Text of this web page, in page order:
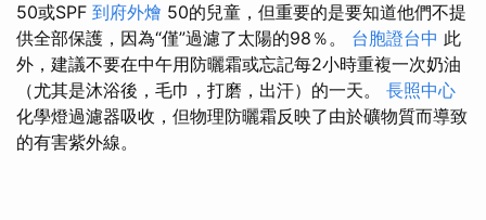
50或SPF 到府外燴 50的兒童，但重要的是要知道他們不提
供全部保護，因為“僅”過濾了太陽的98％。 台胞證台中 此
外，建議不要在中午用防曬霜或忘記每2小時重複一次奶油
（尤其是沐浴後，毛巾，打磨，出汗）的一天。 長照中心
化學燈過濾器吸收，但物理防曬霜反映了由於礦物質而導致
的有害紫外線。